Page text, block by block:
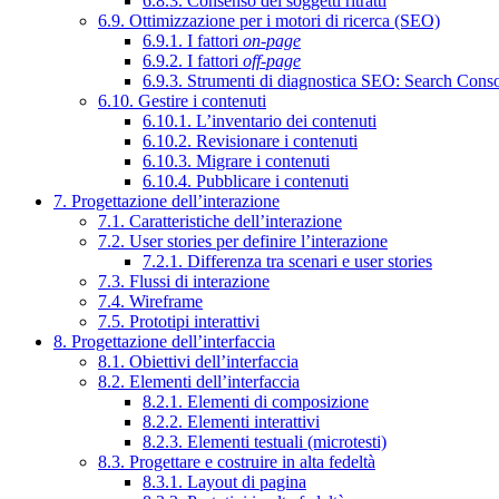
6.9. Ottimizzazione per i motori di ricerca (SEO)
6.9.1. I fattori on-page
6.9.2. I fattori off-page
6.9.3. Strumenti di diagnostica SEO: Search
6.10. Gestire i contenuti
6.10.1. L’inventario dei contenuti
6.10.2. Revisionare i contenuti
6.10.3. Migrare i contenuti
6.10.4. Pubblicare i contenuti
7. Progettazione dell’interazione
7.1. Caratteristiche dell’interazione
7.2. User stories per definire l’interazione
7.2.1. Differenza tra scenari e user stories
7.3. Flussi di interazione
7.4. Wireframe
7.5. Prototipi interattivi
8. Progettazione dell’interfaccia
8.1. Obiettivi dell’interfaccia
8.2. Elementi dell’interfaccia
8.2.1. Elementi di composizione
8.2.2. Elementi interattivi
8.2.3. Elementi testuali (microtesti)
8.3. Progettare e costruire in alta fedeltà
8.3.1. Layout di pagina